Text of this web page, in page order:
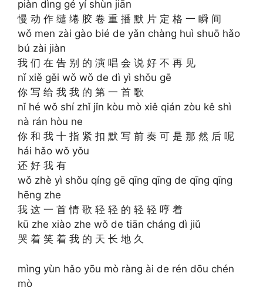
piàn dìng gé yí shùn jiān
慢 动 作 缱 绻 胶 卷 重 播 默 片 定 格 一 瞬 间
wǒ men zài gào bié de yǎn chàng huì shuō hǎo
bú zài jiàn
我 们 在 告 别 的 演 唱 会 说 好 不 再 见
nǐ xiě gěi wǒ wǒ de dì yì shǒu gē
你 写 给 我 我 的 第 一 首 歌
nǐ hé wǒ shí zhǐ jǐn kòu mò xiě qián zòu kě shì
nà rán hòu ne
你 和 我 十 指 紧 扣 默 写 前 奏 可 是 那 然 后 呢
hái hǎo wǒ yǒu
还 好 我 有
wǒ zhè yì shǒu qíng gē qīng qīng de qīng qīng
hēng zhe
我 这 一 首 情 歌 轻 轻 的 轻 轻 哼 着
kū zhe xiào zhe wǒ de tiān cháng dì jiǔ
哭 着 笑 着 我 的 天 长 地 久
mìng yùn hǎo yōu mò ràng ài de rén dōu chén
mò